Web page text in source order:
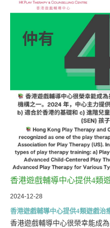
香港遊戲輔導中心提供4類
2024-12-28
香港遊戲輔導中心提供4類遊戲治
香港遊戲輔導中心很榮幸能成